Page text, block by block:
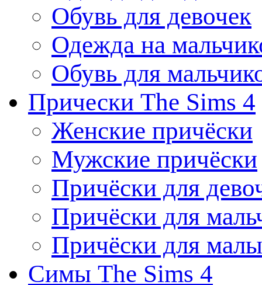
Обувь для девочек
Одежда на
Обувь для
Прически The Sims 4
Женские причёски
Мужские причёски
Причёски для
Причёски для
Причёски для
Симы The Sims 4